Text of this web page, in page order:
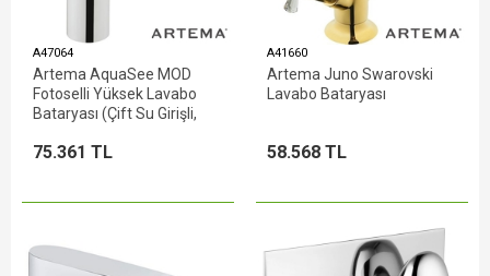
A47064
Artema AquaSee MOD
Fotoselli Yüksek Lavabo
Bataryası (Çift Su Girişli,
75.361 TL
A41660
Artema Juno Swarovski
Lavabo Bataryası
58.568 TL